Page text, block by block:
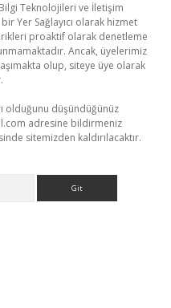
Teknolojileri ve İletişim
Yer Sağlayıcı olarak hizmet
proaktif olarak denetleme
Ancak, üyelerimiz
olup, siteye üye olarak
olduğunu düşündüğünüz
adresine bildirmeniz
sitemizden kaldırılacaktır.